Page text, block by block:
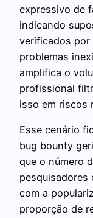
expressivo de
indicando
verificados por
problemas
amplifica o
profissional
isso em riscos
Esse cenário
bug bounty
que o número
pesquisadores
com a
proporção de